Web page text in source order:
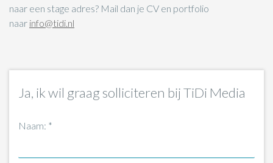
naar een stage adres? Mail dan je CV en portfolio
naar info@tidi.nl
Ja, ik wil graag solliciteren bij TiDi Media
Naam: *